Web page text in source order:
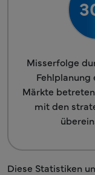
Misserfolge
Fehlplanung
Märkte
mit den
Diese Statistiken